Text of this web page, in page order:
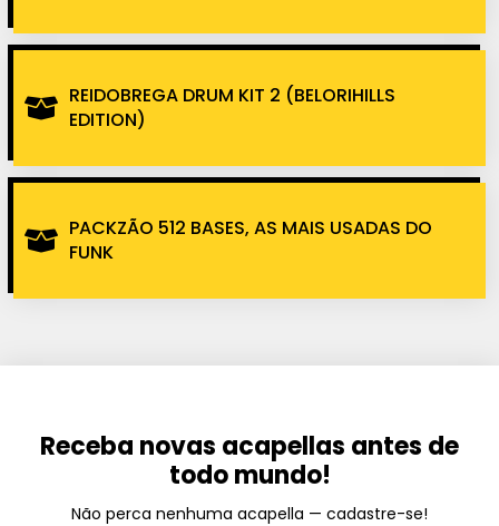
REIDOBREGA DRUM KIT 2 (BELORIHILLS
EDITION)
PACKZÃO 512 BASES, AS MAIS USADAS DO
FUNK
Receba novas acapellas antes de
todo mundo!
Não perca nenhuma acapella — cadastre-se!